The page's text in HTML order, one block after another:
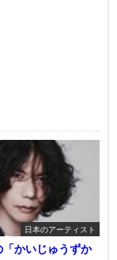
日本のアーティスト
「かいじゅうずか